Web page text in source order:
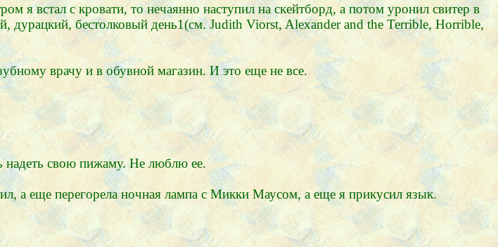
я встал с кровати, то нечаянно наступил на скейтборд, а потом уронил свитер в
дурацкий, бестолковый день1(см. Judith Viorst, Alexander and the Terrible, Horrible,
врачу и в обувной магазин. И это еще не все.
надеть свою пижаму. Не люблю ее.
а еще перегорела ночная лампа с Микки Маусом, а еще я прикусил язык.